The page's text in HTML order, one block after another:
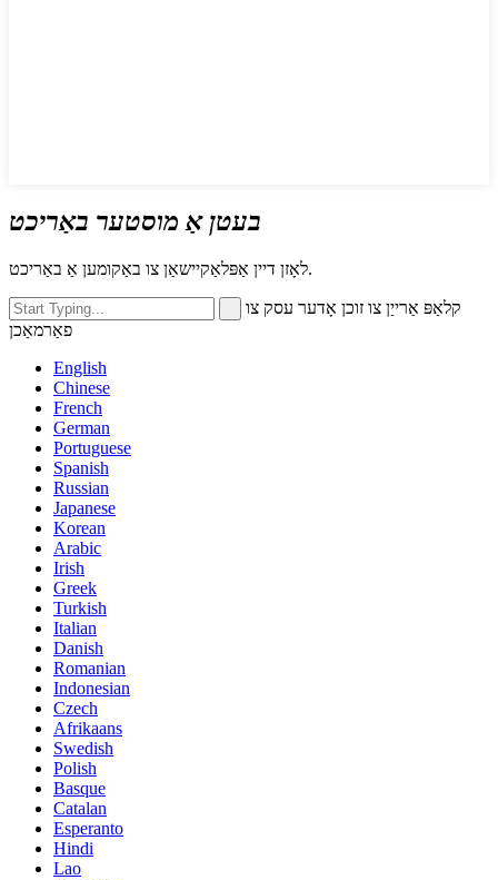
בעטן אַ מוסטער באַריכט
לאָזן דיין אַפּלאַקיישאַן צו באַקומען אַ באַריכט.
קלאַפּ אַרייַן צו זוכן אָדער עסק צו
פאַרמאַכן
English
Chinese
French
German
Portuguese
Spanish
Russian
Japanese
Korean
Arabic
Irish
Greek
Turkish
Italian
Danish
Romanian
Indonesian
Czech
Afrikaans
Swedish
Polish
Basque
Catalan
Esperanto
Hindi
Lao